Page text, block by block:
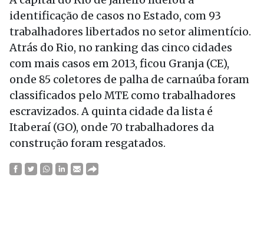
identificação de casos no Estado, com 93
trabalhadores libertados no setor alimentício.
Atrás do Rio, no ranking das cinco cidades
com mais casos em 2013, ficou Granja (CE),
onde 85 coletores de palha de carnaúba foram
classificados pelo MTE como trabalhadores
escravizados. A quinta cidade da lista é
Itaberaí (GO), onde 70 trabalhadores da
construção foram resgatados.